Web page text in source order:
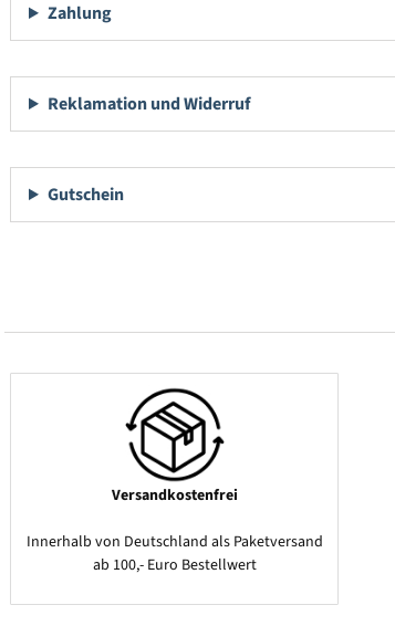
Zahlung
Reklamation und Widerruf
Gutschein
Versandkostenfrei
Innerhalb von Deutschland als Paketversand
ab 100,- Euro Bestellwert